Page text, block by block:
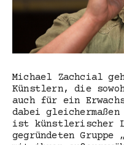
Michael Zachcial
Künstlern, die
auch für ein
dabei
ist künstlerischer
gegründeten Gruppe